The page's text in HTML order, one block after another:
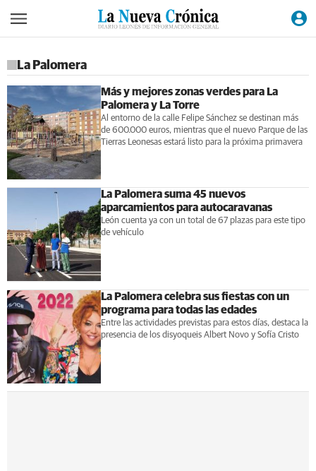
La Palomera
Más y mejores zonas verdes para La
Palomera y La Torre
Al entorno de la calle Felipe Sánchez se destinan más
de 600.000 euros, mientras que el nuevo Parque de las
Tierras Leonesas estará listo para la próxima primavera
La Palomera suma 45 nuevos
aparcamientos para autocaravanas
León cuenta ya con un total de 67 plazas para este tipo
de vehículo
La Palomera celebra sus fiestas con un
programa para todas las edades
Entre las actividades previstas para estos días, destaca la
presencia de los disyoqueis Albert Novo y Sofía Cristo